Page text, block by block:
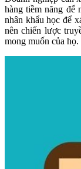
hàng tiềm năng để
nhân khẩu học để
nên chiến lược
mong muốn của họ.